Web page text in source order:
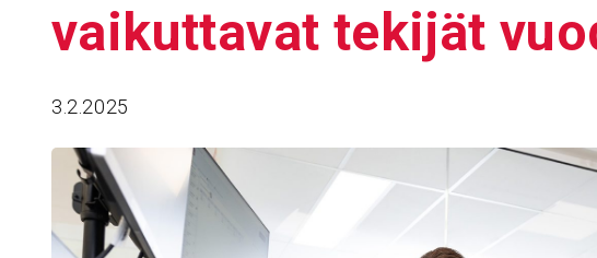
vaikut­tavat tekijät
3.2.2025